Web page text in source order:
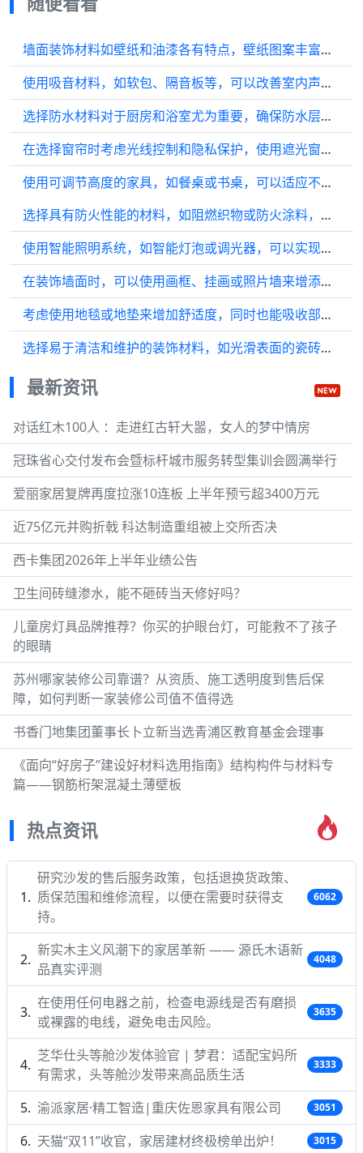
墙面装饰材料如壁纸和油漆各有特点，壁纸图案丰富，但可能不如油漆耐用，需定期更换。
使用吸音材料，如软包、隔音板等，可以改善室内声音环境，减少噪音干扰。
选择防水材料对于厨房和浴室尤为重要，确保防水层可靠可以避免水渗透导致的损坏。
在选择窗帘时考虑光线控制和隐私保护，使用遮光窗帘可以在需要时阻挡强烈阳光。
使用可调节高度的家具，如餐桌或书桌，可以适应不同的使用场景和需求。
选择具有防火性能的材料，如阻燃织物或防火涂料，以提高家庭安全系数。
使用智能照明系统，如智能灯泡或调光器，可以实现远程控制和个性化照明效果。
在装饰墙面时，可以使用画框、挂画或照片墙来增添艺术气息和个性元素。
考虑使用地毯或地垫来增加舒适度，同时也能吸收部分声音。
选择易于清洁和维护的装饰材料，如光滑表面的瓷砖或塑料制品，减少日常清洁的困扰。
最新资讯
对话红木100人 ：走进红古轩大噐，女人的梦中情房
冠珠省心交付发布会暨标杆城市服务转型集训会圆满举行
爱丽家居复牌再度拉涨10连板 上半年预亏超3400万元
近75亿元并购折戟 科达制造重组被上交所否决
西卡集团2026年上半年业绩公告
卫生间砖缝渗水，能不砸砖当天修好吗？
儿童房灯具品牌推荐？你买的护眼台灯，可能救不了孩子
的眼睛
苏州哪家装修公司靠谱？从资质、施工透明度到售后保
障，如何判断一家装修公司值不值得选
书香门地集团董事长卜立新当选青浦区教育基金会理事
《面向“好房子”建设好材料选用指南》结构构件与材料专
篇——钢筋桁架混凝土薄壁板
热点资讯
研究沙发的售后服务政策，包括退换货政策、
质保范围和维修流程，以便在需要时获得支
持。
6062
新实木主义风潮下的家居革新 —— 源氏木语新
品真实评测
4048
在使用任何电器之前，检查电源线是否有磨损
或裸露的电线，避免电击风险。
3635
芝华仕头等舱沙发体验官 | 梦君：适配宝妈所
有需求，头等舱沙发带来高品质生活
3333
渝派家居·精工智造|重庆佐恩家具有限公司 3051
天猫“双11”收官，家居建材终极榜单出炉！ 3015